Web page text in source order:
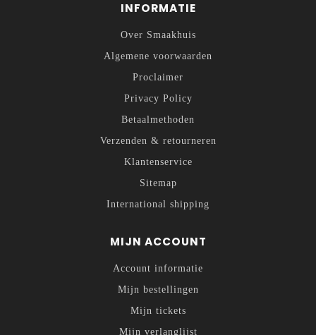
INFORMATIE
Over Smaakhuis
Algemene voorwaarden
Proclaimer
Privacy Policy
Betaalmethoden
Verzenden & retourneren
Klantenservice
Sitemap
International shipping
MIJN ACCOUNT
Account informatie
Mijn bestellingen
Mijn tickets
Mijn verlanglijst